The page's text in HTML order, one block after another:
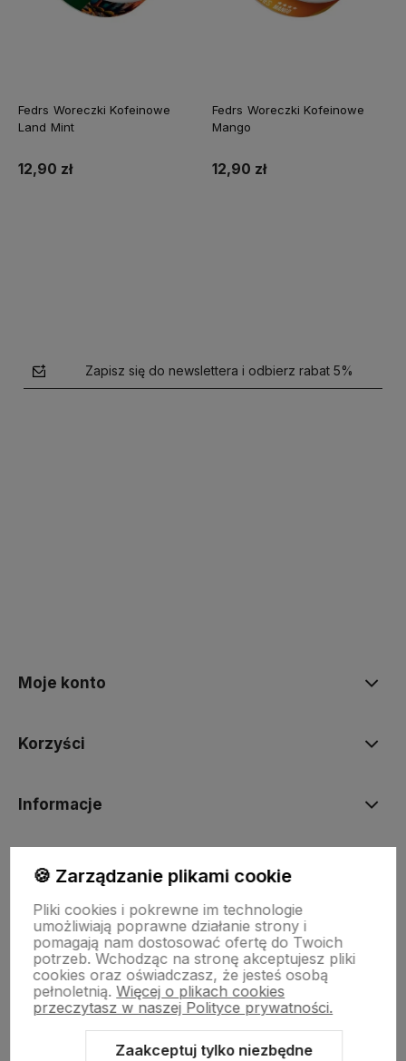
Fedrs Woreczki Kofeinowe
Land Mint
12,90 zł
Fedrs Woreczki Kofeinowe
Mango
12,90 zł
Zapisz się do newslettera i odbierz rabat 5%
Moje konto
Korzyści
Informacje
BORN2VAPE.PL
Born To Vape|| Różana 2, 21-025 Niemce woj. lubelskie
NIP: 7141861133 || E:kontakt@born2vape.plT:665 744 477
by szoperski.pl
🍪 Zarządzanie plikami cookie
Pliki cookies i pokrewne im technologie
umożliwiają poprawne działanie strony i
pomagają nam dostosować ofertę do Twoich
potrzeb. Wchodząc na stronę akceptujesz pliki
cookies oraz oświadczasz, że jesteś osobą
pełnoletnią. Więcej o plikach cookies
przeczytasz w naszej Polityce prywatności.
Zaakceptuj tylko niezbędne